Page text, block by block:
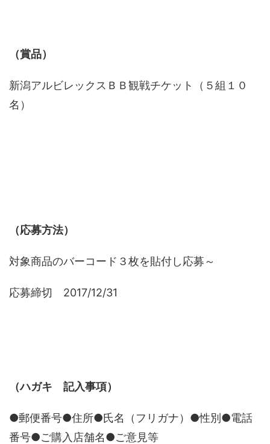
（賞品）
新潟アルビレックスＢＢ観戦チケット（５組１０
名）
（応募方法）
対象商品のバーコード３枚を貼付し応募～
応募締切 2017/12/31
（ハガキ 記入事項）
●郵便番号●住所●氏名（フリガナ）●性別●電話
番号●ご購入店舗名●ご意見等